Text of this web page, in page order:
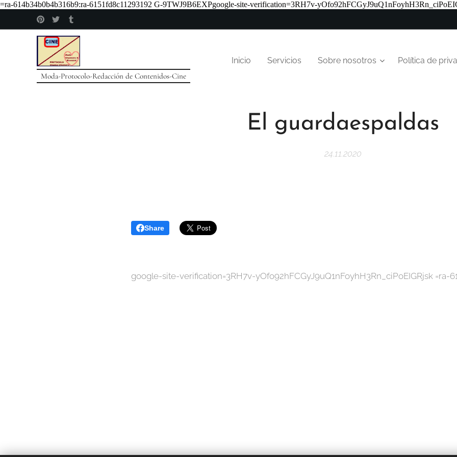
=ra-614b34b0b4b316b9:ra-6151fd8c11293192 G-9TWJ9B6EXPgoogle-site-verification=3RH7v-
Moda-Protocolo-Redacción de Contenidos-Cine
Inicio Servicios Sobre nosotros Política de
El guardaespaldas
24.11.2020
Share
google-site-verification=3RH7v-yOfo92hFCGyJ9uQ1nFoyhH3Rn_ciPoEIGRjsk =ra-